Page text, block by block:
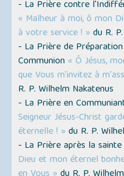
- La Prière contre
« Malheur à moi, ô mon
à votre service ! » du R.
- La Prière de
Communion « Ô Jésus,
que Vous m'invitez à
R. P. Wilhelm Nakatenus
- La Prière en
Seigneur Jésus-Christ
éternelle ! » du R. P.
- La Prière après la
Dieu et mon éternel